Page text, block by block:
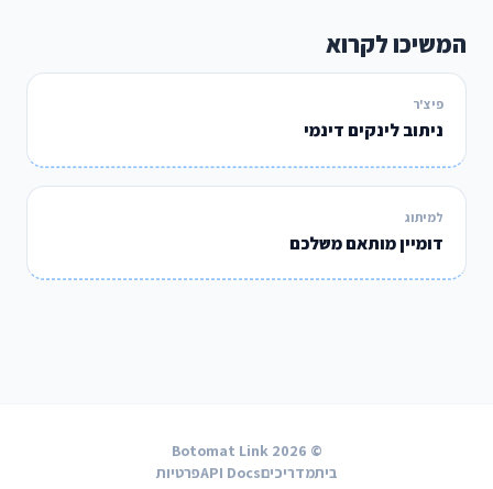
המשיכו לקרוא
פיצ'ר
ניתוב לינקים דינמי
למיתוג
דומיין מותאם משלכם
© 2026 Botomat Link
ביתמדריכיםAPI Docsפרטיות